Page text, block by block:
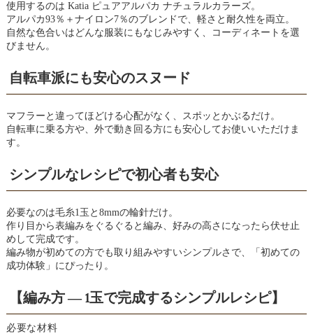
使用するのは Katia ピュアアルパカ ナチュラルカラーズ。
アルパカ93％＋ナイロン7％のブレンドで、軽さと耐久性を両立。
自然な色合いはどんな服装にもなじみやすく、コーディネートを選
びません。
自転車派にも安心のスヌード
マフラーと違ってほどける心配がなく、スポッとかぶるだけ。
自転車に乗る方や、外で動き回る方にも安心してお使いいただけま
す。
シンプルなレシピで初心者も安心
必要なのは毛糸1玉と8mmの輪針だけ。
作り目から表編みをぐるぐると編み、好みの高さになったら伏せ止
めして完成です。
編み物が初めての方でも取り組みやすいシンプルさで、「初めての
成功体験」にぴったり。
【編み方 ― 1玉で完成するシンプルレシピ】
必要な材料